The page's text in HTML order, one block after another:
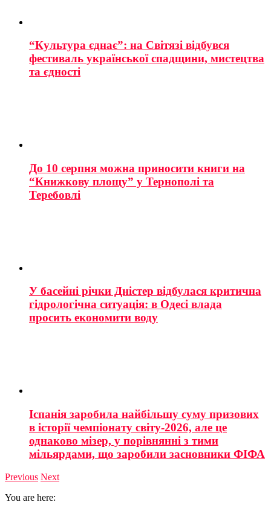
“Культура єднає”: на Світязі відбувся
фестиваль української спадщини, мистецтва
та єдності
До 10 серпня можна приносити книги на
“Книжкову площу” у Тернополі та
Теребовлі
У басейні річки Дністер відбулася критична
гідрологічна ситуація: в Одесі влада
просить економити воду
Іспанія заробила найбільшу суму призових
в історії чемпіонату світу-2026, але це
однаково мізер, у порівнянні з тими
мільярдами, що заробили засновники ФІФА
Previous Next
You are here: